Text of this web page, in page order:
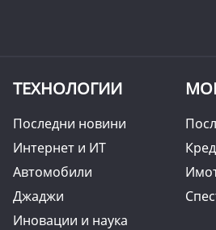
ТЕХНОЛОГИИ
Последни новини
Интернет и ИТ
Автомобили
Джаджи
Иновации и наука